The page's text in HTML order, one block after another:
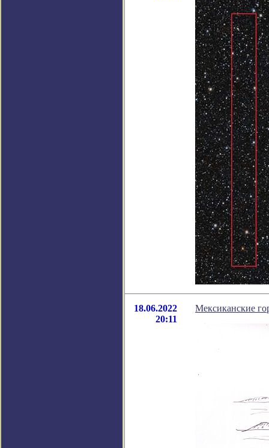
18.06.2022
20:11
Мексиканские